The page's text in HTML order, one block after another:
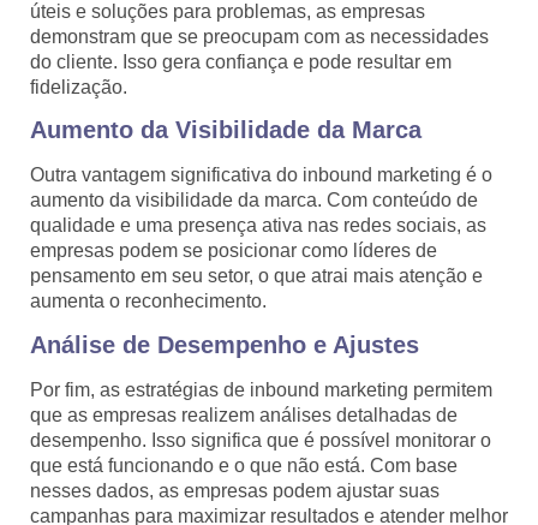
úteis e soluções para problemas, as empresas
demonstram que se preocupam com as necessidades
do cliente. Isso gera confiança e pode resultar em
fidelização.
Aumento da Visibilidade da Marca
Outra vantagem significativa do inbound marketing é o
aumento da visibilidade da marca. Com conteúdo de
qualidade e uma presença ativa nas redes sociais, as
empresas podem se posicionar como líderes de
pensamento em seu setor, o que atrai mais atenção e
aumenta o reconhecimento.
Análise de Desempenho e Ajustes
Por fim, as estratégias de inbound marketing permitem
que as empresas realizem análises detalhadas de
desempenho. Isso significa que é possível monitorar o
que está funcionando e o que não está. Com base
nesses dados, as empresas podem ajustar suas
campanhas para maximizar resultados e atender melhor